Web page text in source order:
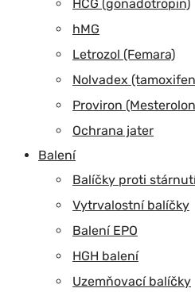
HCG (gonadotropin)
hMG
Letrozol (Femara)
Nolvadex
Proviron
Ochrana jater
Balení
Balíčky proti
Vytrvalostní balíčky
Balení EPO
HGH balení
Uzemňovací balíčky